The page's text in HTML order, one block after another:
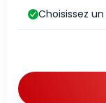
Choisissez